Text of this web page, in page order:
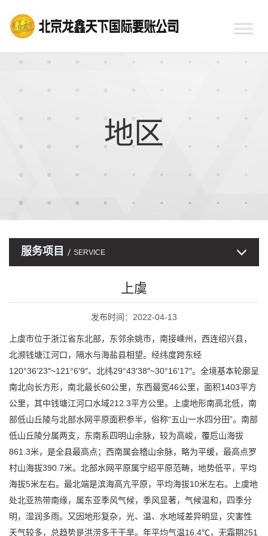
地区
服务项目 SERVICE
上虞
发布时间：2022-04-13
上虞市位于浙江省东北部，东邻余姚市，南接嵊州，西连绍兴县，
北濒钱塘江河口，隔水与海盐县相望。经纬度跨东经
120°36′23″~121°6′9″、北纬29°43′38″~30°16′17″。全境基本轮廓呈
南北向长方形，南北最长60公里，东西最宽46公里，面积1403平方
公里，其中钱塘江河口水域212.3平方公里。上虞地形南高北低，南
部低山丘陵与北部水网平原面积参半，俗称“五山一水四分田”。南部
低山丘陵分属两支，东南系四明山余脉，较为高峻，覆卮山海拔
861.3米，是全县最高点；西南属会稽山余脉，略为平缓，最高点罗
村山海拔390.7米。北部水网平原属宁绍平原范畴，地势低平，平均
海拔5米左右。最北端是滨海高亢平原，平均海拔10米左右。上虞地
处北亚热带南缘，属东亚季风气候，季风显著，气候温和，四季分
明，湿润多雨。又因地形复杂，光、温、水地域差异明显，灾害性
天气较多，总趋势是洪涝多于干旱。年平均气温16.4℃，无霜期251